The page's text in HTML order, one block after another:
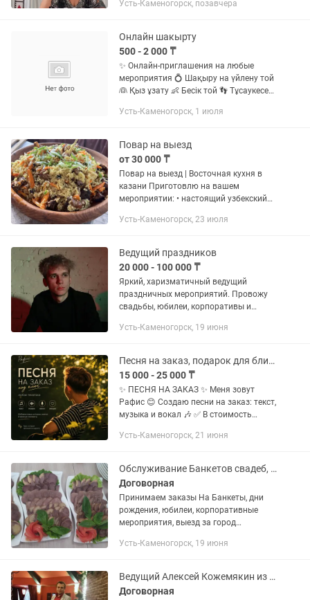
📅 Годик вашему малышу.🙂 🎤
опытом работы...
Усть-Каменогорск, позавчера
Онлайн шакырту
500 - 2 000 ₸
✨ Онлайн-приглашения на любые
мероприятия 💍 Шақыру на үйлену той
👰 Қыз ұзату 👶 Бесік той 👣 Тұсаукесер
(юбилей) 🏢 Корпоратив 🎓 Выпускной
Усть-Каменогорск, 1 июля
Повар на выезд
от 30 000 ₸
Повар на выезд | Восточная кухня в
казани Приготовлю на вашем
мероприятии: • настоящий узбекский
традиционный узбекский салат Ачучук.
Усть-Каменогорск, 23 июля
Ведущий праздников
20 000 - 100 000 ₸
Яркий, харизматичный ведущий
праздничных мероприятий. Провожу
свадьбы, юбилеи, корпоративы и
мероприятие — это праздник со
веселую,...
Усть-Каменогорск, 19 июня
Песня на заказ, подарок для близких
15 000 - 25 000 ₸
✨ ПЕСНЯ НА ЗАКАЗ ✨ Меня зовут
Рафис 😊 Создаю песни на заказ: текст,
музыка и вокал 🎶 ✅ В стоимость
согласование и правки 🎤 мужской,
Усть-Каменогорск, 21 июня
Обслуживание Банкетов свадеб, торжеств,дни рождения любой сложности
Договорная
Принимаем заказы На Банкеты, дни
рождения, юбилеи, корпоративные
мероприятия, выезд за город
нашем коллективе профессиональные
можете...
Усть-Каменогорск, 19 июня
Ведущий Алексей Кожемякин из Алматы в Вашем городе
Договорная